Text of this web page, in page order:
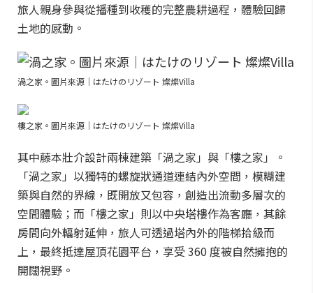
旅人親身參與從播種到收穫的完整農耕過程，體驗回歸
土地的感動。
渦之家。圖片來源｜はたけのリゾート 燦燦Villa
樓之家。圖片來源｜はたけのリゾート 燦燦Villa
其中藤本壯介設計兩棟建築「渦之家」與「樓之家」。
「渦之家」以獨特的螺旋狀通道連結內外空間，模糊建
築與自然的界線，既開放又包容，創造出流動多層次的
空間體驗；而「樓之家」則以中央塔樓作為客廳，其餘
房間向外輻射延伸，旅人可透過塔內外的階梯拾級而
上，最終抵達屋頂花園平台，享受 360 度被自然擁抱的
開闊視野。